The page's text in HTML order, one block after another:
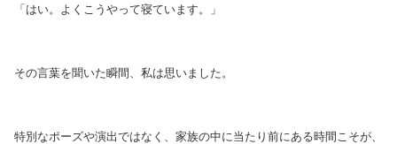
「はい。よくこうやって寝ています。」
その言葉を聞いた瞬間、私は思いました。
特別なポーズや演出ではなく、家族の中に当たり前にある時間こそが、